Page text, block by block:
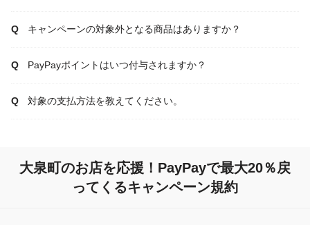
キャンペーンの対象外となる商品はありますか？
PayPayポイントはいつ付与されますか？
対象の支払方法を教えてください。
大泉町のお店を応援！PayPayで最大20％戻
ってくるキャンペーン規約